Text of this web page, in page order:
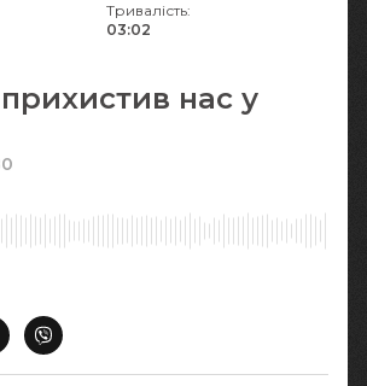
нас у
Тривалість:
03:02